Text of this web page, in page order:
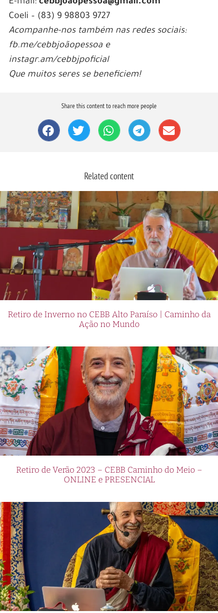
E-mail: cebbjoãopessoa@gmail.com
Coeli – (83) 9 98803 9727
Acompanhe-nos também nas redes sociais:
fb.me/cebbjoãopessoa e
instagr.am/cebbjpoficial
Que muitos seres se beneficiem!
Share this content to reach more people
Related content
Retiro de Inverno no CEBB Alto Paraíso | Caminho da
Ação no Mundo
Retiro de Verão 2023 – CEBB Caminho do Meio –
ONLINE e PRESENCIAL